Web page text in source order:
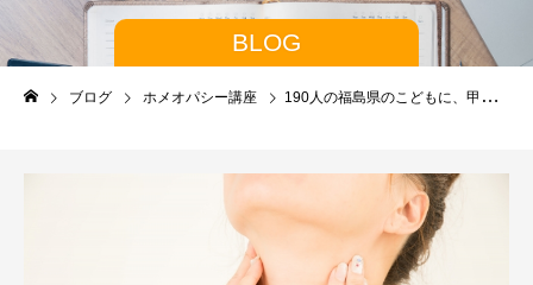
BLOG
ブログ ホメオパシー講座 190人の福島県のこどもに、甲状腺癌が見つかっています